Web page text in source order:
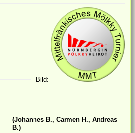
Bild:
(Johannes B., Carmen H., Andreas
B.)